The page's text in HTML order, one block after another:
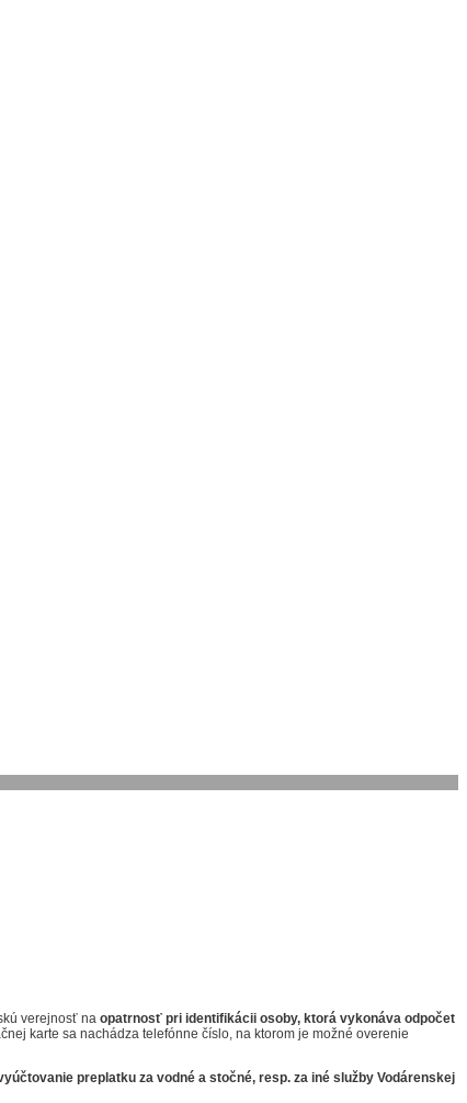
verejnosť na opatrnosť pri identifikácii osoby, ktorá vykonáva odpočet
karte sa nachádza telefónne číslo, na ktorom je možné overenie
preplatku za vodné a stočné, resp. za iné služby Vodárenskej